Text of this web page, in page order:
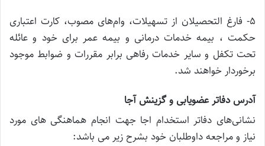
۵- فارغ التحصیلان از تسهیلات، وام‌های مصوب، کارت اعتباری
حکمت ، بیمه خدمات درمانی و بیمه عمر برای خود و عائله
تحت تکفل و سایر خدمات رفاهی برابر مقررات و ضوابط موجود
برخوردار خواهند شد.
آدرس دفاتر عضویابی و گزینش آجا
نشانی‌های دفاتر استخدام اجا جهت انجام هماهنگی های مورد
نیاز و مراجعه داوطلبان خود بشرح زیر می باشد: